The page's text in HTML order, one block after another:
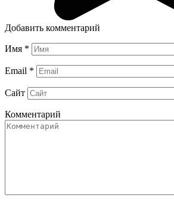
Добавить комментарий
Имя *
Email *
Сайт
Комментарий